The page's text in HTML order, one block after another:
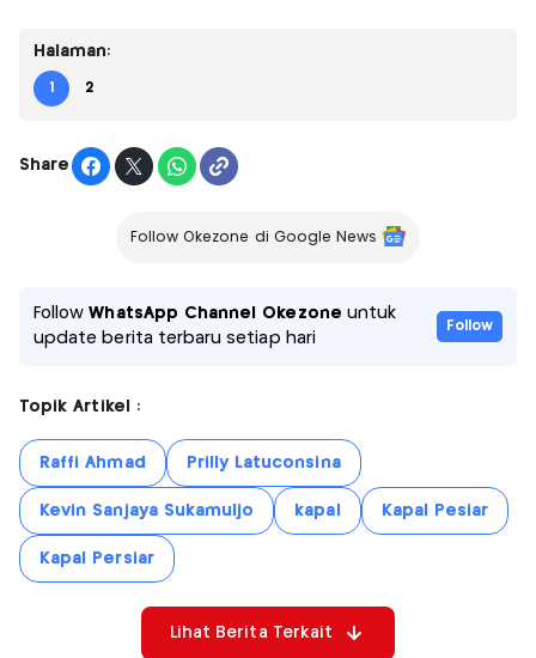
Halaman:
1 2
Share
Follow Okezone di Google News
FollowWhatsApp Channel Okezone untuk
update berita terbaru setiap hari
Follow
Topik Artikel :
Raffi Ahmad Prilly Latuconsina
Kevin Sanjaya Sukamuljo kapal Kapal Pesiar
Kapal Persiar
Lihat Berita Terkait